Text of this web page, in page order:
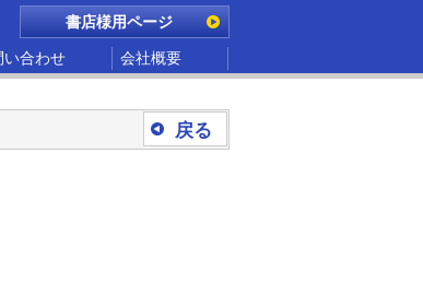
書店様用ページ
い合わせ 会社概要
戻る